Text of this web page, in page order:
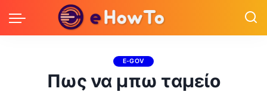
E-GOV
Πως να μπω ταμείο